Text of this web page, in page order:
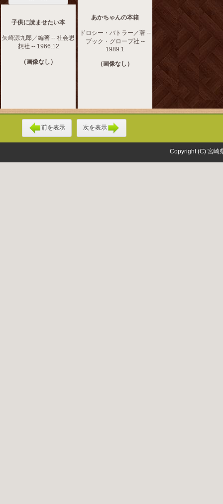
子供に読ませたい本
矢崎源九郎／編著 -- 社会思
想社 -- 1966.12
（画像なし）
あかちゃんの本箱
ドロシー・バトラー／著 --
ブック・グローブ社 --
1989.1
（画像なし）
前を表示 次を表示
Copyright (C) 宮崎